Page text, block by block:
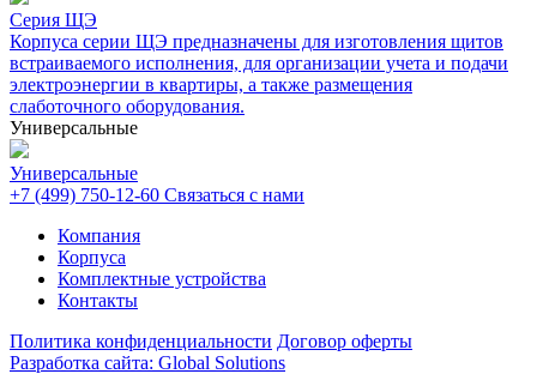
Серия ЩЭ
Корпуса серии ЩЭ предназначены для изготовления щитов
встраиваемого исполнения, для организации учета и подачи
электроэнергии в квартиры, а также размещения
слаботочного оборудования.
Универсальные
Универсальные
+7 (499) 750-12-60 Связаться с нами
Компания
Корпуса
Комплектные устройства
Контакты
Политика конфиденциальности Договор оферты
Разработка сайта: Global Solutions